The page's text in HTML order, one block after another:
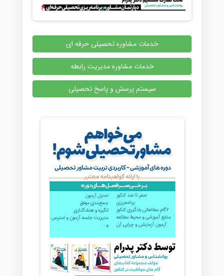
خدمات مشاوره تحصیلی حرفه ای
خدمات مشاوره مدیریت رابطه
سیستم پرسش و پاسخ تحصیلی